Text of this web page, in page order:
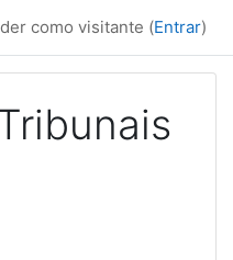
como visitante (Entrar)